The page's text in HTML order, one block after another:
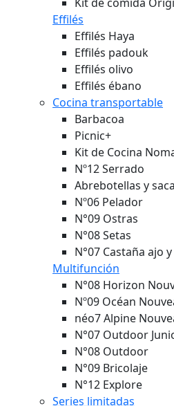
Effilés
Effilés Haya
Effilés padouk
Effilés olivo
Effilés ébano
Cocina transportable
Barbacoa
Picnic+
Kit de Cocina
Nº12 Serrado
Abrebotellas y
Nº06 Pelador
N°09 Ostras
N°08 Setas
N°07 Castaña ajo
Multifunción
N°08 Horizon
Nº09 Océan
néo7 Alpine
N°07 Outdoor
N°08 Outdoor
N°09 Bricolaje
N°12 Explore
Series limitadas